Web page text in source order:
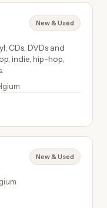
New & Used
CDs, DVDs and
indie, hip-hop,
New & Used